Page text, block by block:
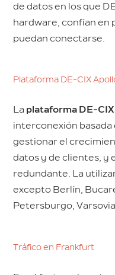
de datos en los que
hardware, confían en
puedan conectarse.
Plataforma DE-CIX
La plataforma DE-
interconexión
gestionar el
datos y de clientes, y
redundante. La
excepto Berlín,
Petersburgo,
Tráfico en Frankfurt